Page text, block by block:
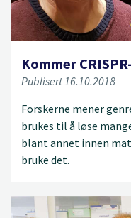
Kommer
Publisert 16.10.2018
Forskerne mener
brukes til å løse
blant annet innen
bruke det.